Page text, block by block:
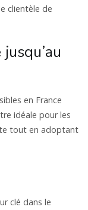
clientèle de
en France
idéale pour les
tout en adoptant
clé dans le